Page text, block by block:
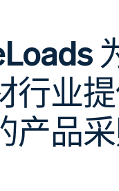
经常性收入
Metronome
按用量计费
Subscriptions
订阅管理
Invoicing
一次性或定期
账单
应用场景
智能体商务
加密货币
电子商务
库与 SDK
Apps
指南
接受线上付款
指南
支持
获取支持
托管支持方案
行业
产品